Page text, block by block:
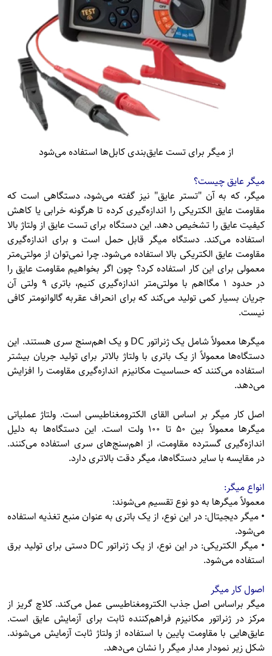
از میگر برای تست عایق‌بندی کابل‌ها استفاده می‌شود
میگر عایق چیست؟
میگر، که به آن "تستر عایق" نیز گفته می‌شود، دستگاهی است که
مقاومت عایق الکتریکی را اندازه‌گیری کرده تا هرگونه خرابی یا کاهش
کیفیت عایق را تشخیص دهد. این دستگاه برای تست عایق از ولتاژ بالا
استفاده می‌کند. دستگاه میگر قابل حمل است و برای اندازه‌گیری
مقاومت عایق الکتریکی بالا استفاده می‌شود. چرا نمی‌توان از مولتی‌متر
معمولی برای این کار استفاده کرد؟ چون اگر بخواهیم مقاومت عایق را
در حدود ۱ مگااهم با مولتی‌متر اندازه‌گیری کنیم، باتری ۹ ولتی آن
جریان بسیار کمی تولید می‌کند که برای انحراف عقربه گالوانومتر کافی
نیست.
میگرها معمولاً شامل یک ژنراتور DC و یک اهم‌سنج سری هستند. این
دستگاه‌ها معمولاً از یک باتری با ولتاژ بالاتر برای تولید جریان بیشتر
استفاده می‌کنند که حساسیت مکانیزم اندازه‌گیری مقاومت را افزایش
می‌دهد.
اصل کار میگر بر اساس القای الکترومغناطیسی است. ولتاژ عملیاتی
میگرها معمولاً بین ۵۰ تا ۱۰۰ ولت است. این دستگاه‌ها به دلیل
اندازه‌گیری گسترده مقاومت، از اهم‌سنج‌های سری استفاده می‌کنند.
در مقایسه با سایر دستگاه‌ها، میگر دقت بالاتری دارد.
انواع میگر:
معمولاً میگرها به دو نوع تقسیم می‌شوند:
• میگر دیجیتال: در این نوع، از یک باتری به عنوان منبع تغذیه استفاده
می‌شود.
• میگر الکتریکی: در این نوع، از یک ژنراتور DC دستی برای تولید برق
استفاده می‌شود.
اصول کار میگر
میگر براساس اصل جذب الکترومغناطیسی عمل می‌کند. کلاچ گریز از
مرکز در ژنراتور مکانیزم فراهم‌کننده ثابت برای آزمایش عایق است.
عایق‌هایی با مقاومت پایین با استفاده از ولتاژ ثابت آزمایش می‌شوند.
شکل زیر نمودار مدار میگر را نشان می‌دهد.